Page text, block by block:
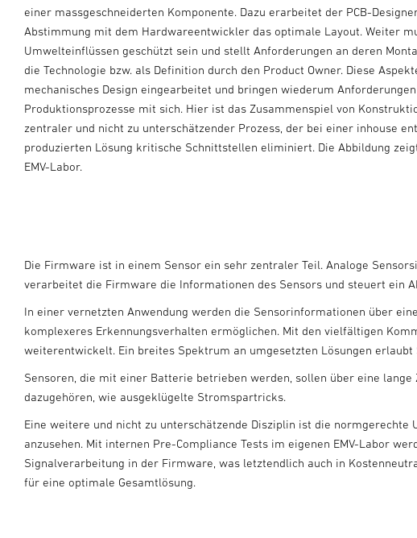
einer massgeschneiderten Komponente. Dazu erarbeitet der PCB-
Abstimmung mit dem Hardwareentwickler das optimale Layout. Weiter
Umwelteinflüssen geschützt sein und stellt Anforderungen an deren
die Technologie bzw. als Definition durch den Product Owner. Diese
mechanisches Design eingearbeitet und bringen wiederum
Produktionsprozesse mit sich. Hier ist das Zusammenspiel von
zentraler und nicht zu unterschätzender Prozess, der bei einer inhouse
produzierten Lösung kritische Schnittstellen eliminiert. Die Abbildung
EMV-Labor.
Die Firmware ist in einem Sensor ein sehr zentraler Teil. Analoge
verarbeitet die Firmware die Informationen des Sensors und steuert ein
In einer vernetzten Anwendung werden die Sensorinformationen über
komplexeres Erkennungsverhalten ermöglichen. Mit den vielfältigen
weiterentwickelt. Ein breites Spektrum an umgesetzten Lösungen erlaubt
Sensoren, die mit einer Batterie betrieben werden, sollen über eine
dazugehören, wie ausgeklügelte Stromspartricks.
Eine weitere und nicht zu unterschätzende Disziplin ist die
anzusehen. Mit internen Pre-Compliance Tests im eigenen EMV-Labor
Signalverarbeitung in der Firmware, was letztendlich auch in
für eine optimale Gesamtlösung.